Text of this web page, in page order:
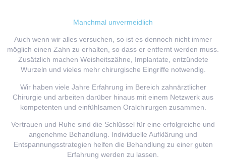
Manchmal unvermeidlich
Auch wenn wir alles versuchen, so ist es dennoch nicht immer
möglich einen Zahn zu erhalten, so dass er entfernt werden muss.
Zusätzlich machen Weisheitszähne, Implantate, entzündete
Wurzeln und vieles mehr chirurgische Eingriffe notwendig.
Wir haben viele Jahre Erfahrung im Bereich zahnärztlicher
Chirurgie und arbeiten darüber hinaus mit einem Netzwerk aus
kompetenten und einfühlsamen Oralchirurgen zusammen.
Vertrauen und Ruhe sind die Schlüssel für eine erfolgreiche und
angenehme Behandlung. Individuelle Aufklärung und
Entspannungsstrategien helfen die Behandlung zu einer guten
Erfahrung werden zu lassen.